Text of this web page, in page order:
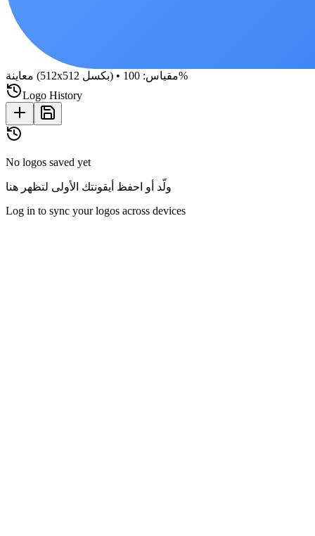
معاينة (512x512 بكسل) • مقياس:
100
%
Logo History
No logos saved yet
ولّد أو احفظ أيقونتك الأولى لتظهر هنا
Log in to sync your logos across devices